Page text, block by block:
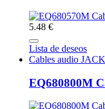
5.48 €
Lista de deseos
Cables audio JACK
EQ680800M